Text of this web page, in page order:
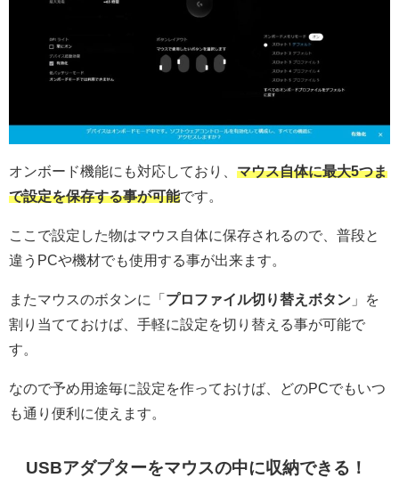
オンボード機能にも対応しており、 マウス自体に最大5つま
で設定を保存する事が可能です。
ここで設定した物はマウス自体に保存されるので、普段と
違うPCや機材でも使用する事が出来ます。
またマウスのボタンに「 プロファイル切り替えボタン 」を
割り当てておけば、手軽に設定を切り替える事が可能で
す。
なので予め用途毎に設定を作っておけば、どのPCでもいつ
も通り便利に使えます。
USBアダプターをマウスの中に収納できる！